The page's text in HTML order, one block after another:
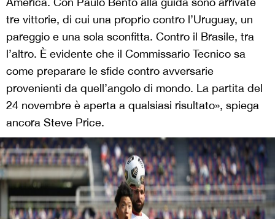
tre vittorie, di cui una proprio contro l’Uruguay, un
pareggio e una sola sconfitta. Contro il Brasile, tra
l’altro. È evidente che il Commissario Tecnico sa
come preparare le sfide contro avversarie
provenienti da quell’angolo di mondo. La partita del
24 novembre è aperta a qualsiasi risultato», spiega
ancora Steve Price.